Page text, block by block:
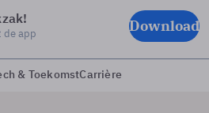
de app Download
& ToekomstCarrière